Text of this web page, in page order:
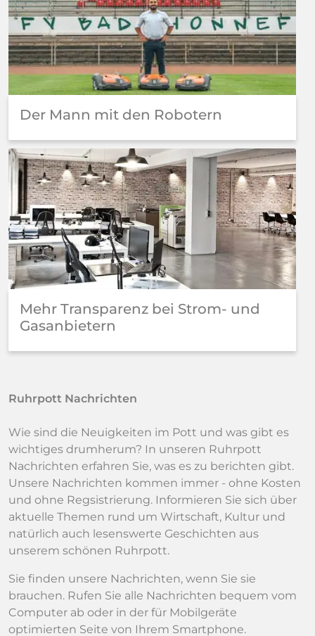
Der Mann mit den Robotern
Mehr Transparenz bei Strom- und
Gasanbietern
Ruhrpott Nachrichten
Wie sind die Neuigkeiten im Pott und was gibt es
wichtiges drumherum? In unseren Ruhrpott
Nachrichten erfahren Sie, was es zu berichten gibt.
Unsere Nachrichten kommen immer - ohne Kosten
und ohne Regsistrierung. Informieren Sie sich über
aktuelle Themen rund um Wirtschaft, Kultur und
natürlich auch lesenswerte Geschichten aus
unserem schönen Ruhrpott.
Sie finden unsere Nachrichten, wenn Sie sie
brauchen. Rufen Sie alle Nachrichten bequem vom
Computer ab oder in der für Mobilgeräte
optimierten Seite von Ihrem Smartphone.